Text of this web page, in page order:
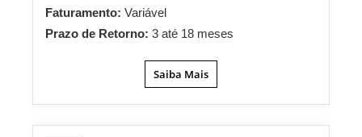
Faturamento: Variável
Prazo de Retorno: 3 até 18 meses
Saiba Mais